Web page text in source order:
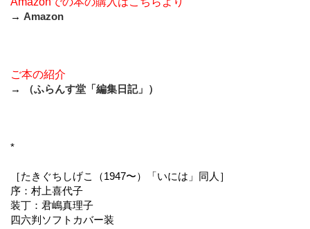
→ Amazon
ご本の紹介
→
（ふらんす堂「編集日記」）
*
［たきぐちしげこ（1947〜）「いには」同人］
序：村上喜代子
装丁：君嶋真理子
四六判ソフトカバー装